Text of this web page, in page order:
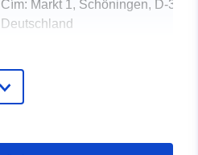
Cím: Markt 1, Schöningen, D-
Deutschland
wohnen/bauleitplanung/
21 March 2026